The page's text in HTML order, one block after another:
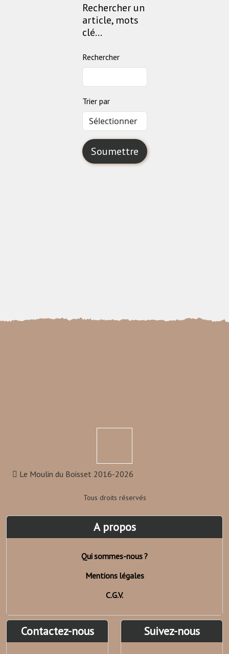
Rechercher un
article, mots
clé...
Rechercher
Trier par
Soumettre
Le Moulin du Boisset 2016-2026
Tous droits réservés
A propos
Qui sommes-nous ?
Mentions légales
C.G.V.
Contactez-nous Suivez-nous